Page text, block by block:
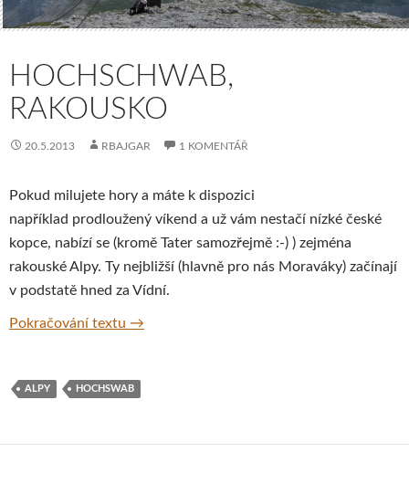
HOCHSCHWAB,
RAKOUSKO
20.5.2013 RBAJGAR 1 KOMENTÁŘ
Pokud milujete hory a máte k dispozici
například prodloužený víkend a už vám nestačí nízké české
kopce, nabízí se (kromě Tater samozřejmě :-) ) zejména
rakouské Alpy. Ty nejbližší (hlavně pro nás Moraváky) začínají
v podstatě hned za Vídní.
Pokračování textu Hochschwab, Rakousko
→
ALPY HOCHSWAB